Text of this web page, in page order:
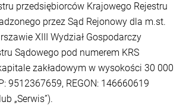
przedsiębiorców Krajowego Rejestru
przez Sąd Rejonowy dla m.st.
XIII Wydział Gospodarczy
Sądowego pod numerem KRS
zakładowym w wysokości 30 000
9512367659, REGON: 146660619
„Serwis”).